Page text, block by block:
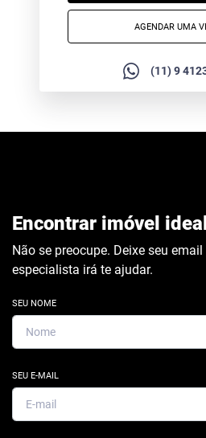
AGENDAR UMA
(11) 9
Encontrar imóvel
Não se preocupe. Deixe seu
especialista irá te ajudar.
SEU NOME
SEU E-MAIL